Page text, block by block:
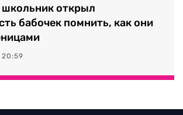
открыл
бабочек помнить, как они